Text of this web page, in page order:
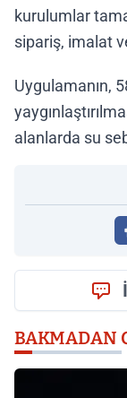
kurulumlar
sipariş, imalat
Uygulamanın,
alanlarda su
BAKMADAN